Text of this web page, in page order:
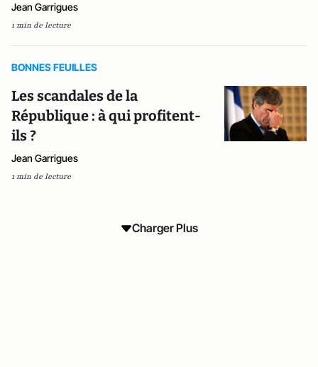
Jean Garrigues
1 min de lecture
BONNES FEUILLES
Les scandales de la
République : à qui profitent-
ils ?
Jean Garrigues
1 min de lecture
Charger Plus